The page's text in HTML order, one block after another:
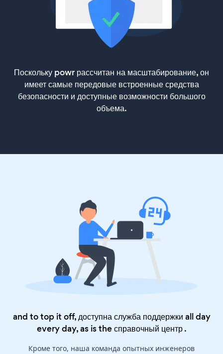
Поскольку powr рассчитан на масштабирование, он
имеет самые передовые встроенные средства
безопасности и доступные возможности большого
объема.
and to top it off, доступна служба поддержки all day
every day, as is theсправочный центр.
Кроме того, наша команда опытных инженеров